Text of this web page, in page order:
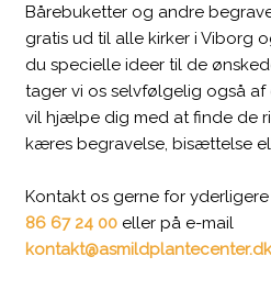
Bårebuketter og andre
gratis ud til alle kirker i Viborg
du specielle ideer til de
tager vi os selvfølgelig også
vil hjælpe dig med at finde de
kæres begravelse, bisættelse
Kontakt os gerne for
86 67 24 00 eller på e-mail